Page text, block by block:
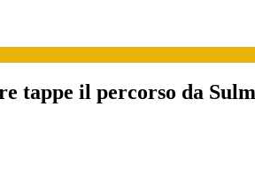
il percorso da